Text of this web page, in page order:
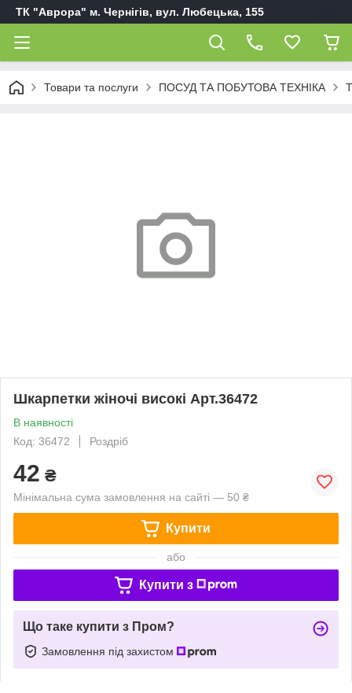
ТК "Аврора" м. Чернігів, вул. Любецька, 155
Товари та послуги ПОСУД ТА ПОБУТОВА ТЕХНІКА
Шкарпетки жіночі високі Арт.36472
В наявності
Код: 36472
Роздріб
42 ₴
Мінімальна сума замовлення на сайті — 50 ₴
Купити
або
Купити з
Що таке купити з Пром?
Замовлення під захистом